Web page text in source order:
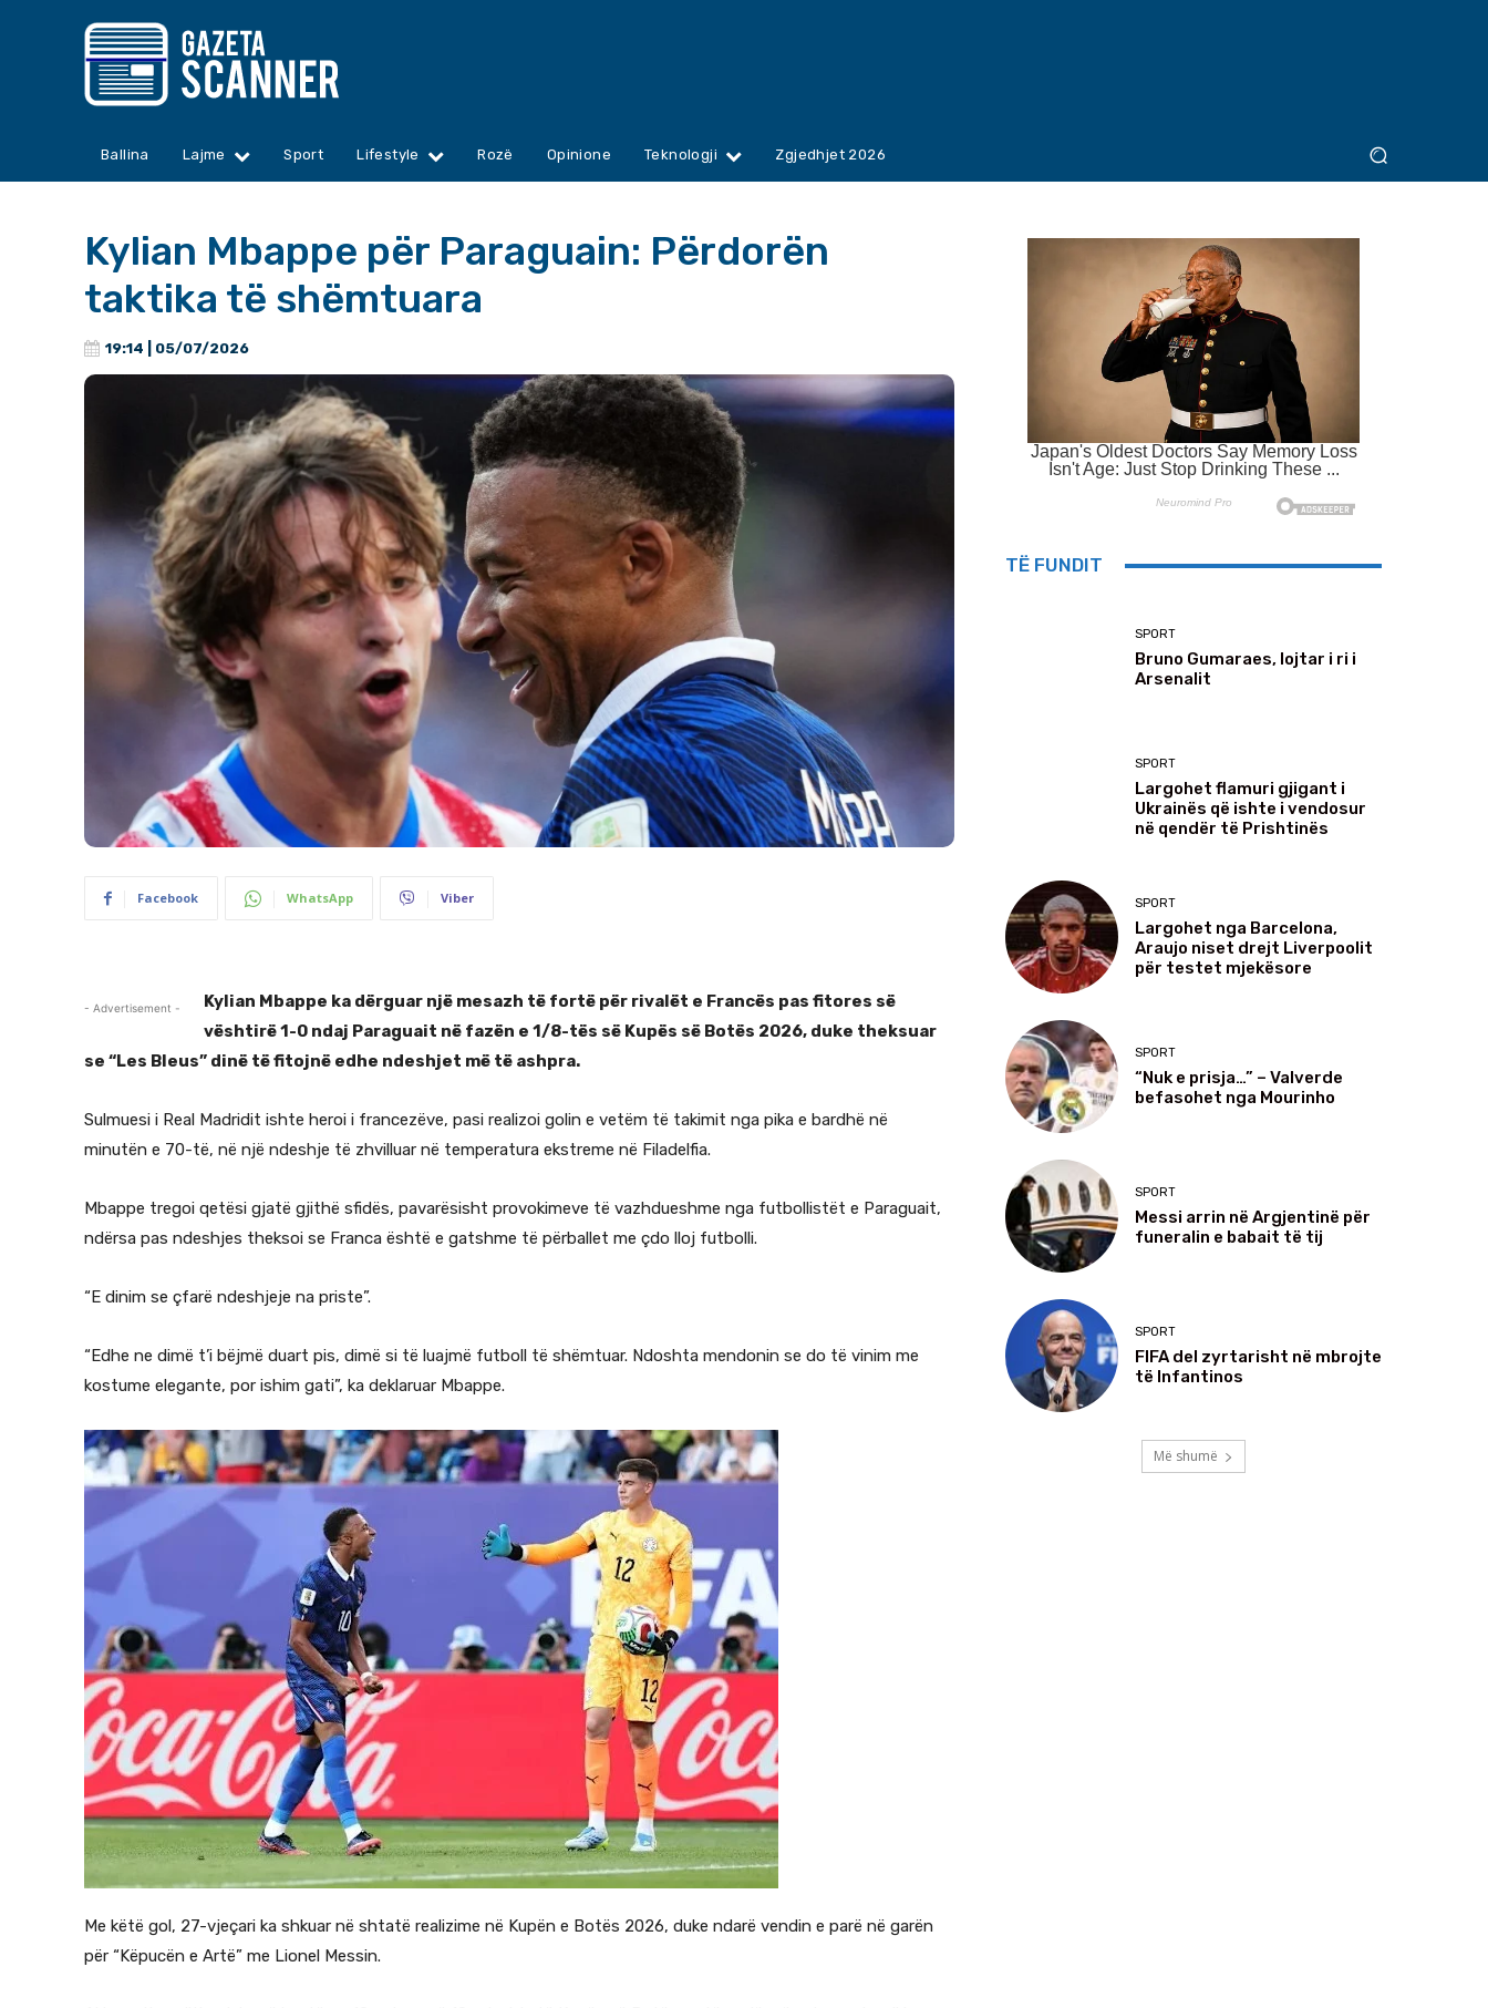
Ballina Lajme Sport Lifestyle Rozë Opinione Teknologji Zgjedhjet 2026
Kylian Mbappe për Paraguain: Përdorën
taktika të shëmtuara
19:14 | 05/07/2026
Facebook WhatsApp Viber
- Advertisement -
Kylian Mbappe ka dërguar një mesazh të fortë për rivalët e Francës pas fitores së
vështirë 1-0 ndaj Paraguait në fazën e 1/8-tës së Kupës së Botës 2026, duke theksuar
se “Les Bleus” dinë të fitojnë edhe ndeshjet më të ashpra.
Sulmuesi i Real Madridit ishte heroi i francezëve, pasi realizoi golin e vetëm të takimit nga pika e bardhë në
minutën e 70-të, në një ndeshje të zhvilluar në temperatura ekstreme në Filadelfia.
Mbappe tregoi qetësi gjatë gjithë sfidës, pavarësisht provokimeve të vazhdueshme nga futbollistët e Paraguait,
ndërsa pas ndeshjes theksoi se Franca është e gatshme të përballet me çdo lloj futbolli.
“E dinim se çfarë ndeshjeje na priste”.
“Edhe ne dimë t’i bëjmë duart pis, dimë si të luajmë futboll të shëmtuar. Ndoshta mendonin se do të vinim me
kostume elegante, por ishim gati”, ka deklaruar Mbappe.
Me këtë gol, 27-vjeçari ka shkuar në shtatë realizime në Kupën e Botës 2026, duke ndarë vendin e parë në garën
për “Këpucën e Artë” me Lionel Messin.
TË FUNDIT
SPORT
Bruno Gumaraes, lojtar i ri i
Arsenalit
SPORT
Largohet flamuri gjigant i
Ukrainës që ishte i vendosur
në qendër të Prishtinës
SPORT
Largohet nga Barcelona,
Araujo niset drejt Liverpoolit
për testet mjekësore
SPORT
“Nuk e prisja…” – Valverde
befasohet nga Mourinho
SPORT
Messi arrin në Argjentinë për
funeralin e babait të tij
SPORT
FIFA del zyrtarisht në mbrojte
të Infantinos
Më shumë